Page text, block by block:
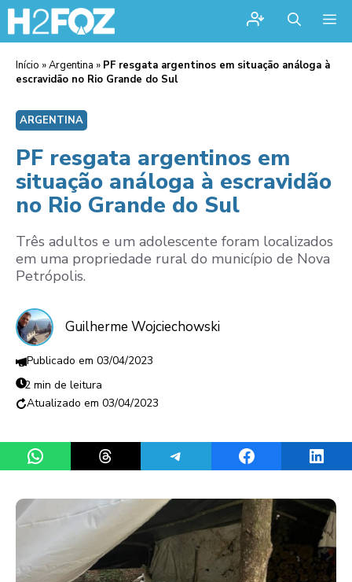
Início »Argentina » PF resgata argentinos em situação análoga à
escravidão no Rio Grande do Sul
ARGENTINA
PF resgata argentinos em
situação análoga à escravidão
no Rio Grande do Sul
Três adultos e um adolescente foram localizados
em uma propriedade rural do município de Nova
Petrópolis.
Guilherme Wojciechowski
03/04/2023
2 min de leitura
03/04/2023
Share on WhatsAppShare on ThreadsShare on TelegramShare on Facebook